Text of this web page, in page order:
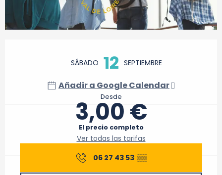
SÁBADO 12 SEPTIEMBRE
Añadir a Google Calendar
Desde
3,00 €
El precio completo
Ver todas las tarifas
06 27 43 53 ▒▒